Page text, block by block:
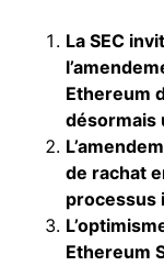
La SEC
Ethereum
désormais
de rachat
processus
Ethereum